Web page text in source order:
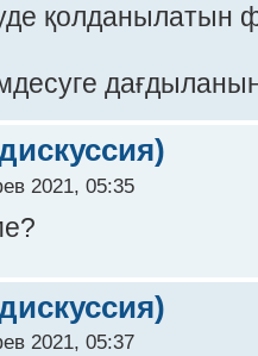
қолданылатын
2021, 05:35
2021, 05:37